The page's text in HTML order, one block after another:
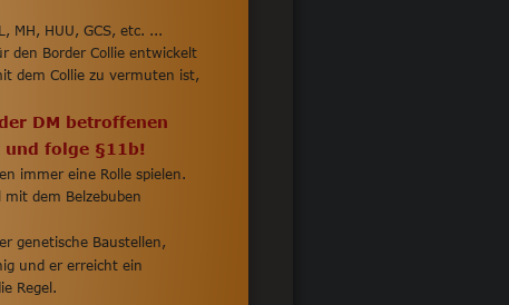
MH, HUU, GCS, etc. ...
den Border Collie entwickelt
dem Collie zu vermuten ist,
DM betroffenen
und folge §11b!
immer eine Rolle spielen.
dem Belzebuben
genetische Baustellen,
und er erreicht ein
Regel.